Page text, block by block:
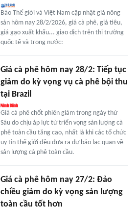
Báo Thế giới và Việt Nam cập nhật giá nông
sản hôm nay 28/2/2026, giá cà phê, giá tiêu,
giá gạo xuất khẩu... giao dịch trên thị trường
quốc tế và trong nước:
Giá cà phê hôm nay 28/2: Tiếp tục
giảm do kỳ vọng vụ cà phê bội thu
tại Brazil
Giá cà phê chốt phiên giảm trong ngày thứ
Sáu do chịu áp lực từ triển vọng sản lượng cà
phê toàn cầu tăng cao, nhất là khi các tổ chức
uy tín thế giới đều đưa ra dự báo lạc quan về
sản lượng cà phê toàn cầu.
Giá cà phê hôm nay 27/2: Đảo
chiều giảm do kỳ vọng sản lượng
toàn cầu tốt hơn